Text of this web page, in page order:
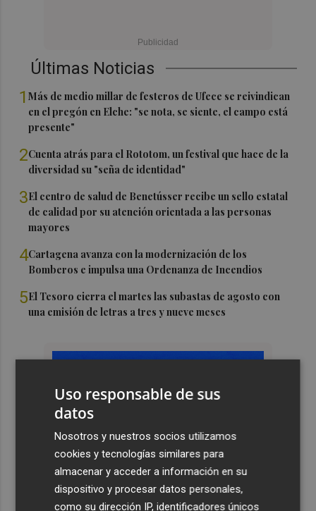
Últimas Noticias
1Más de medio millar de festeros de Ufece se reivindican
en el pregón en Elche: "se nota, se siente, el campo está
presente"
2Cuenta atrás para el Rototom, un festival que hace de la
diversidad su "seña de identidad"
3El centro de salud de Benetússer recibe un sello estatal
de calidad por su atención orientada a las personas
mayores
4Cartagena avanza con la modernización de los
Bomberos e impulsa una Ordenanza de Incendios
5El Tesoro cierra el martes las subastas de agosto con
una emisión de letras a tres y nueve meses
Uso responsable de sus
datos
Nosotros y nuestros socios utilizamos
cookies y tecnologías similares para
almacenar y acceder a información en su
dispositivo y procesar datos personales,
como su dirección IP, identificadores únicos